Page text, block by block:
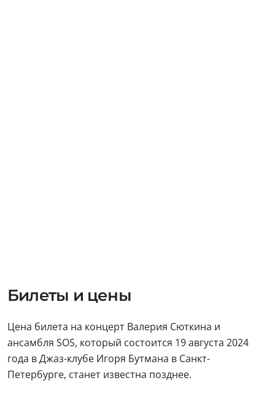
Билеты и цены
Цена билета на концерт Валерия Сюткина и
ансамбля SOS, который состоится 19 августа 2024
года в Джаз-клубе Игоря Бутмана в Санкт-
Петербурге, станет известна позднее.